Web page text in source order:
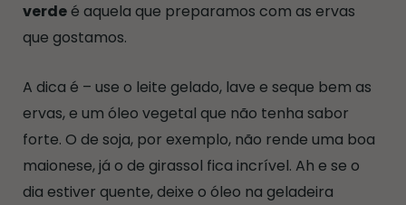
verdeé aquela que preparamos com as ervas
que gostamos.
A dica é – use o leite gelado, lave e seque bem as
ervas, e um óleo vegetal que não tenha sabor
forte. O de soja, por exemplo, não rende uma boa
maionese, já o de girassol fica incrível. Ah e se o
dia estiver quente, deixe o óleo na geladeira